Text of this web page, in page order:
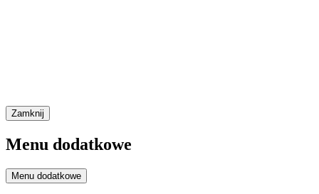
Zamknij
Menu dodatkowe
Menu dodatkowe